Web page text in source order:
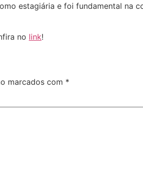
estagiária e foi fundamental na
no link!
marcados com *